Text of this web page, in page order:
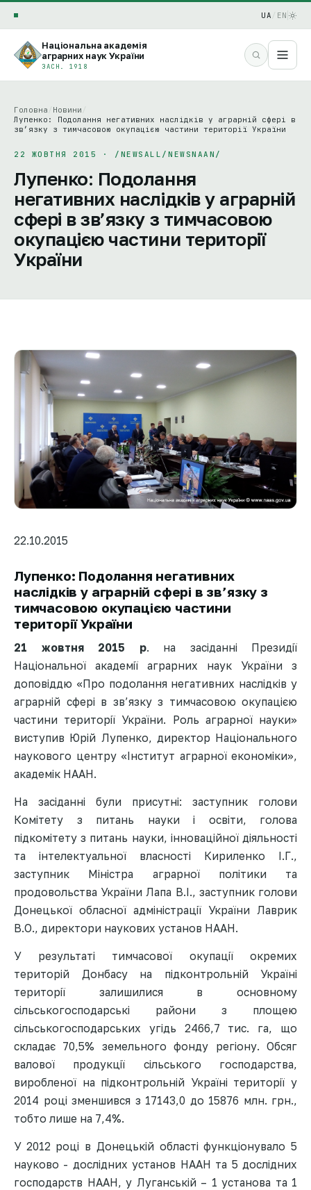
UA EN
Національна академія
аграрних наук України
ЗАСН. 1918
Головна Новини
Лупенко: Подолання негативних наслідків у аграрній сфері в
зв’язку з тимчасовою окупацією частини території України
22 ЖОВТНЯ 2015 · /NEWSALL/NEWSNAAN/
Лупенко: Подолання
негативних наслідків у аграрній
сфері в зв’язку з тимчасовою
окупацією частини території
України
22.10.2015
Лупенко: Подолання негативних
наслідків у аграрній сфері в зв’язку з
тимчасовою окупацією частини
території України
21 жовтня 2015 р. на засіданні Президії
Національної академії аграрних наук України з
доповіддю «Про подолання негативних наслідків у
аграрній сфері в зв’язку з тимчасовою окупацією
частини території України. Роль аграрної науки»
виступив Юрій Лупенко, директор Національного
наукового центру «Інститут аграрної економіки»,
академік НААН.
На засіданні були присутні: заступник голови
Комітету з питань науки і освіти, голова
підкомітету з питань науки, інноваційної діяльності
та інтелектуальної власності Кириленко І.Г.,
заступник Міністра аграрної політики та
продовольства України Лапа В.І., заступник голови
Донецької обласної адміністрації України Лаврик
В.О., директори наукових установ НААН.
У результаті тимчасової окупації окремих
територій Донбасу на підконтрольній Україні
території залишилися в основному
сільськогосподарські райони з площею
сільськогосподарських угідь 2466,7 тис. га, що
складає 70,5% земельного фонду регіону. Обсяг
валової продукції сільського господарства,
виробленої на підконтрольній Україні території у
2014 році зменшився з 17143,0 до 15876 млн. грн.,
тобто лише на 7,4%.
У 2012 році в Донецькій області функціонувало 5
науково - дослідних установ НААН та 5 дослідних
господарств НААН, у Луганській – 1 установа та 1